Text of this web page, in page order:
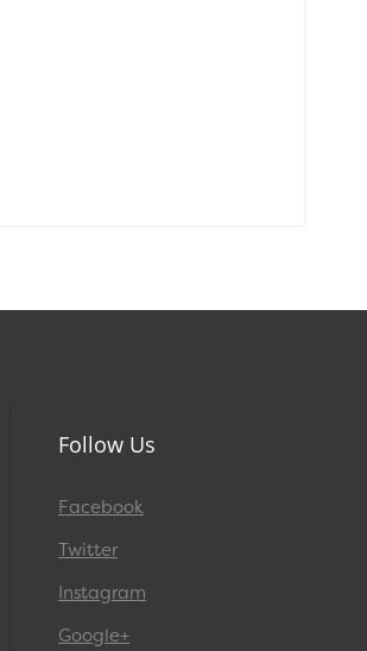
Follow Us
Facebook
Twitter
Instagram
Google+